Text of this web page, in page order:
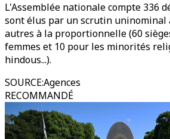
L'Assemblée nationale compte 336
sont élus par un scrutin uninominal
autres à la proportionnelle (60
femmes et 10 pour les minorités
hindous...).
SOURCE:Agences
RECOMMANDÉ